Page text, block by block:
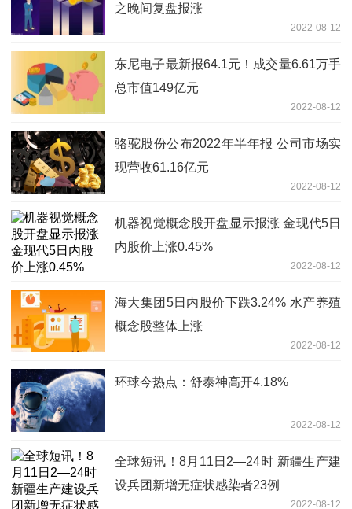
之晚间复盘报涨
2022-08-12
东尼电子最新报64.1元！成交量6.61万手
总市值149亿元
2022-08-12
骆驼股份公布2022年半年报 公司市场实
现营收61.16亿元
2022-08-12
机器视觉概念股开盘显示报涨 金现代5日
内股价上涨0.45%
2022-08-12
海大集团5日内股价下跌3.24% 水产养殖
概念股整体上涨
2022-08-12
环球今热点：舒泰神高开4.18%
2022-08-12
全球短讯！8月11日2—24时 新疆生产建
设兵团新增无症状感染者23例
2022-08-12